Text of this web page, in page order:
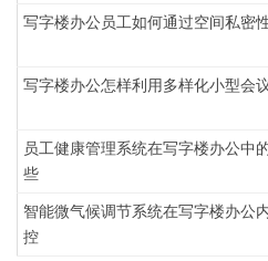
写字楼办公员工如何通过空间私密
写字楼办公怎样利用多样化小型会
员工健康管理系统在写字楼办公中
些
智能微气候调节系统在写字楼办公
控